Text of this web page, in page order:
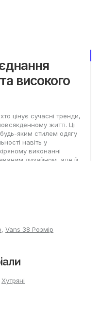
високого
цінує сучасні тренди,
житті. Ці
яким стилем одягу
навіть у
виконанні
дизайном, але й
популярних
який доречний і на
захисту. Для
підійдуть Slip-On,
– варіант із
, Vans 38 Розмір
Хутряні